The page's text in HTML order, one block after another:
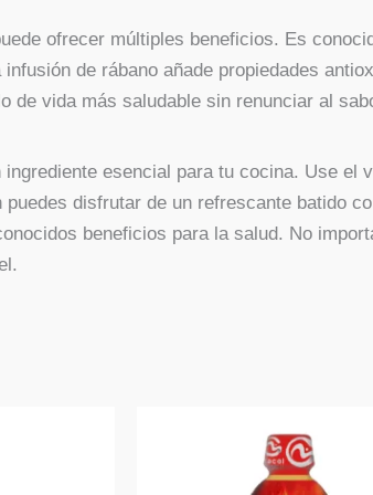
ofrecer múltiples beneficios. Es
de rábano añade propiedades
de vida más saludable sin renunciar al
esencial para tu cocina. Use
disfrutar de un refrescante batido
beneficios para la salud. No